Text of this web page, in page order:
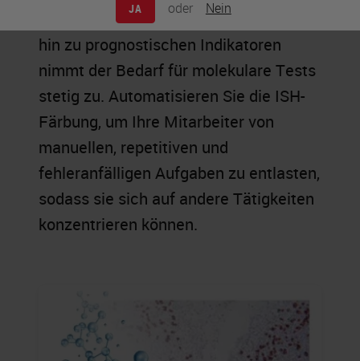
JA oder Nein
Geld. Von diagnostischen Markern bis
hin zu prognostischen Indikatoren
nimmt der Bedarf für molekulare Tests
stetig zu. Automatisieren Sie die ISH-
Färbung, um Ihre Mitarbeiter von
manuellen, repetitiven und
fehleranfälligen Aufgaben zu entlasten,
sodass sie sich auf andere Tätigkeiten
konzentrieren können.